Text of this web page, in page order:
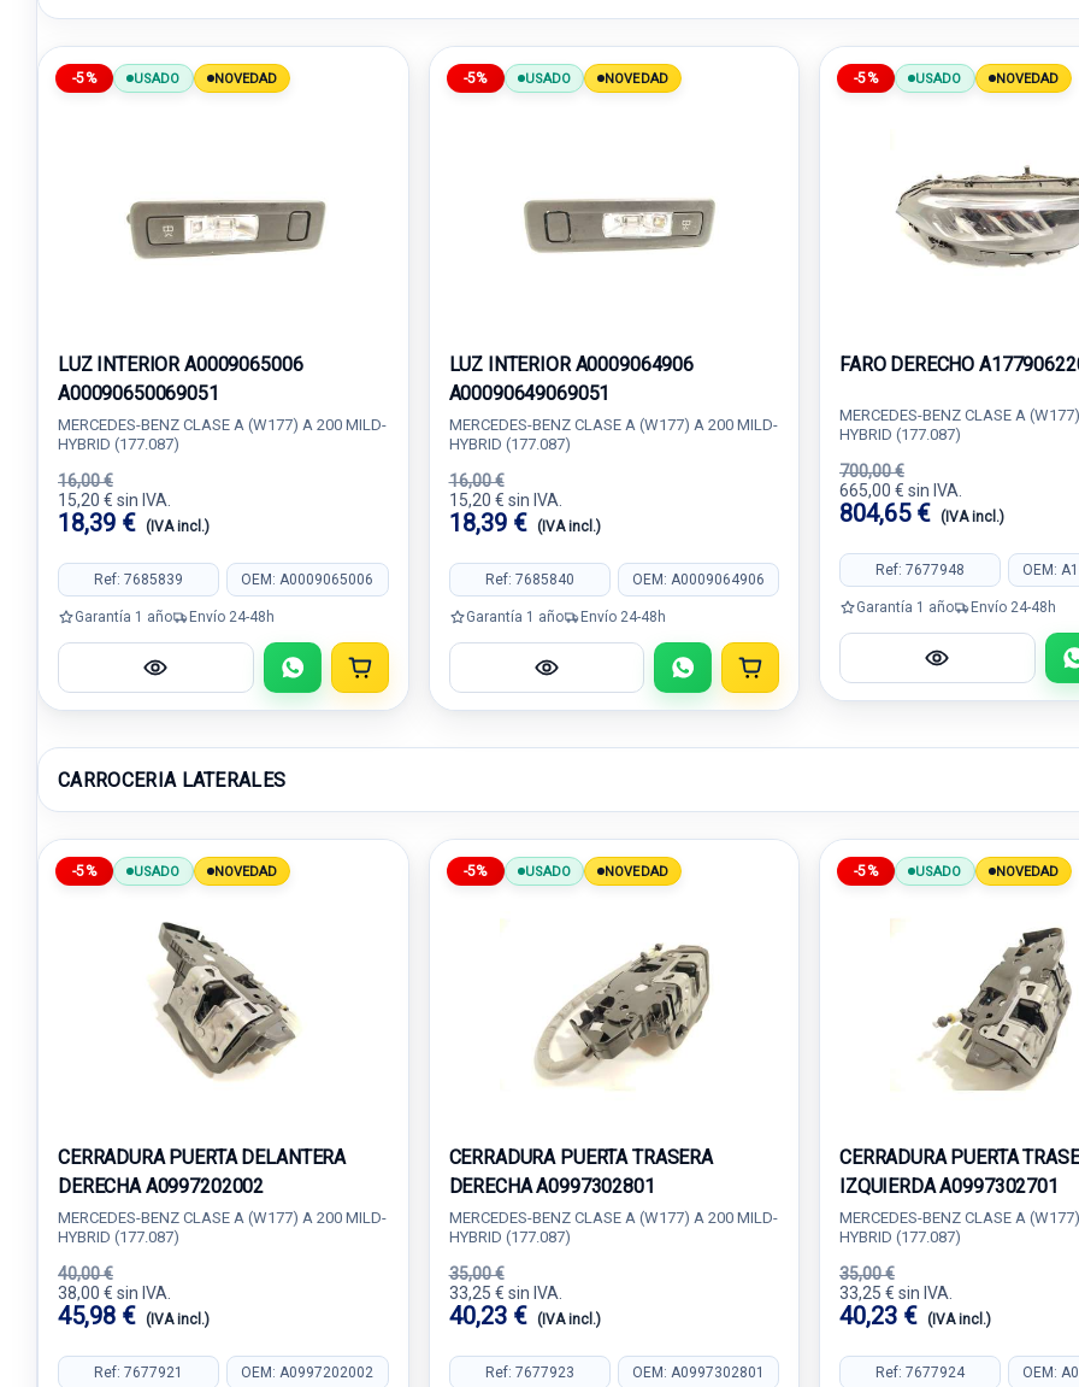
-5% USADO NOVEDAD
LUZ INTERIOR A0009065006
A00090650069051
MERCEDES-BENZ CLASE A (W177) A 200 MILD-
HYBRID (177.087)
16,00 €
15,20 € sin IVA.
18,39 € (IVA incl.)
Ref: 7685839 OEM: A0009065006
Garantía 1 año Envío 24-48h
-5% USADO NOVEDAD
LUZ INTERIOR A0009064906
A00090649069051
MERCEDES-BENZ CLASE A (W177) A 200 MILD-
HYBRID (177.087)
16,00 €
15,20 € sin IVA.
18,39 € (IVA incl.)
Ref: 7685840 OEM: A0009064906
Garantía 1 año Envío 24-48h
-5% USADO NOVEDAD
FARO DERECHO
MERCEDES-BENZ CLASE A
HYBRID (177.087)
700,00 €
665,00 € sin IVA.
804,65 € (IVA incl.)
Ref: 7677948 OEM:
Garantía 1 año Envío 24-48h
CARROCERIA LATERALES
-5% USADO NOVEDAD
CERRADURA PUERTA DELANTERA
DERECHA A0997202002
MERCEDES-BENZ CLASE A (W177) A 200 MILD-
HYBRID (177.087)
40,00 €
38,00 € sin IVA.
45,98 € (IVA incl.)
Ref: 7677921 OEM: A0997202002
-5% USADO NOVEDAD
CERRADURA PUERTA TRASERA
DERECHA A0997302801
MERCEDES-BENZ CLASE A (W177) A 200 MILD-
HYBRID (177.087)
35,00 €
33,25 € sin IVA.
40,23 € (IVA incl.)
Ref: 7677923 OEM: A0997302801
-5% USADO NOVEDAD
CERRADURA PUERTA
IZQUIERDA A0997302701
MERCEDES-BENZ CLASE A
HYBRID (177.087)
35,00 €
33,25 € sin IVA.
40,23 € (IVA incl.)
Ref: 7677924 OEM: